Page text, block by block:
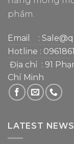
phẩm.
Email :
Hotline :
Địa chỉ : 91
Chí Minh
LATEST NEWS